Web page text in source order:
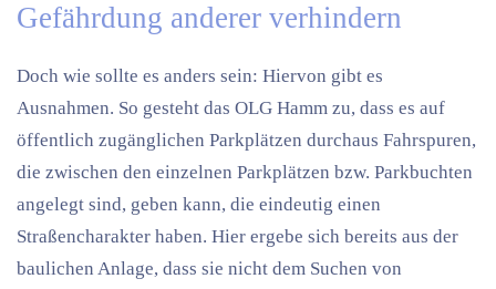
Gefährdung anderer verhindern
Doch wie sollte es anders sein: Hiervon gibt es
Ausnahmen. So gesteht das OLG Hamm zu, dass es auf
öffentlich zugänglichen Parkplätzen durchaus Fahrspuren,
die zwischen den einzelnen Parkplätzen bzw. Parkbuchten
angelegt sind, geben kann, die eindeutig einen
Straßencharakter haben. Hier ergebe sich bereits aus der
baulichen Anlage, dass sie nicht dem Suchen von